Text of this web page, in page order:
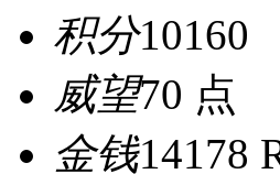
积分10160
威望70 点
金钱14178